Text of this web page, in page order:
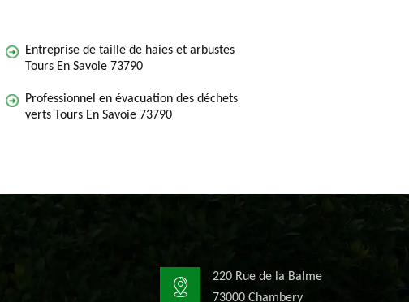
Entreprise de taille de haies et arbustes
Tours En Savoie 73790
Professionnel en évacuation des déchets
verts Tours En Savoie 73790
220 Rue de la Balme
73000 Chambery